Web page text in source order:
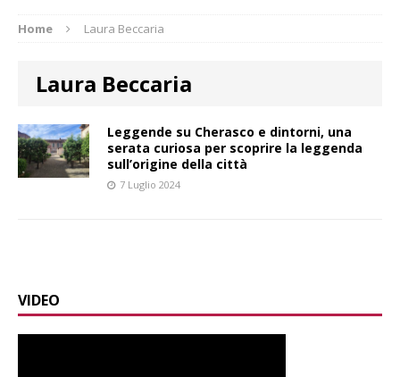
Home Laura Beccaria
Laura Beccaria
Leggende su Cherasco e dintorni, una
serata curiosa per scoprire la leggenda
sull’origine della città
7 Luglio 2024
VIDEO